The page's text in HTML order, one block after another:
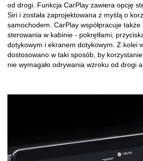
od drogi. Funkcja CarPlay zawiera opcję
Siri i została zaprojektowana z myślą o
samochodem. CarPlay współpracuje
sterowania w kabinie - pokrętłami,
dotykowym i ekranem dotykowym. Z kolei
dostosowano w taki sposób, by
nie wymagało odrywania wzroku od drogi